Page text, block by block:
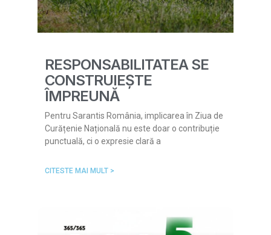
RESPONSABILITATEA SE
CONSTRUIEȘTE
ÎMPREUNĂ
Pentru Sarantis România, implicarea în Ziua de
Curățenie Națională nu este doar o contribuție
punctuală, ci o expresie clară a
CITESTE MAI MULT >